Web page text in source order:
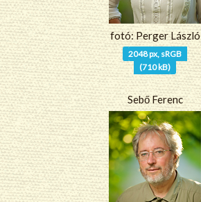
fotó: Perger László
2048 px, sRGB
(710 kB)
Sebő Ferenc